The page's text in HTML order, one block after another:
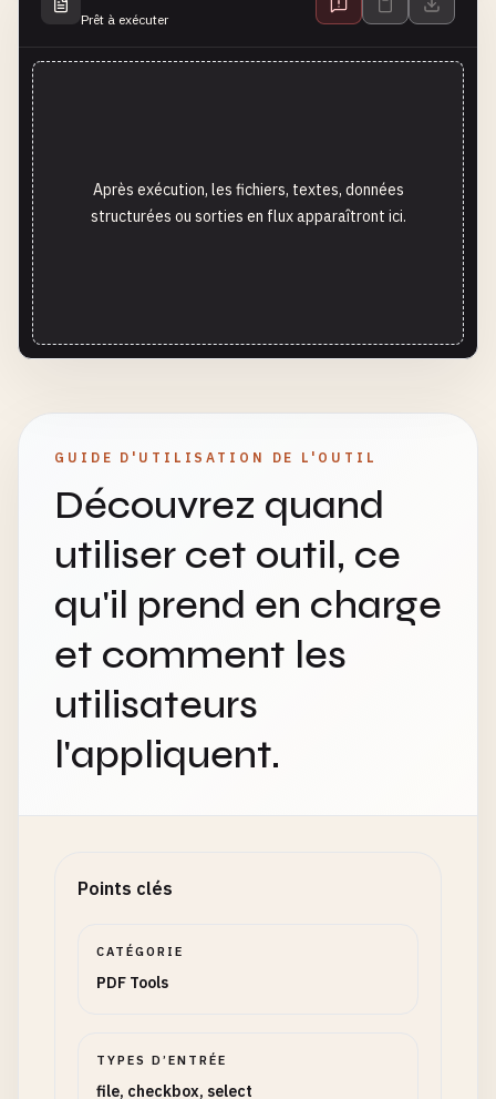
Prêt à exécuter
Après exécution, les fichiers, textes, données
structurées ou sorties en flux apparaîtront ici.
GUIDE D'UTILISATION DE L'OUTIL
Découvrez quand
utiliser cet outil, ce
qu'il prend en charge
et comment les
utilisateurs
l'appliquent.
Points clés
CATÉGORIE
PDF Tools
TYPES D’ENTRÉE
file, checkbox, select